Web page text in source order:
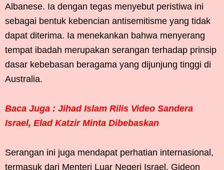
Albanese. Ia dengan tegas menyebut peristiwa ini
sebagai bentuk kebencian antisemitisme yang tidak
dapat diterima. Ia menekankan bahwa menyerang
tempat ibadah merupakan serangan terhadap prinsip
dasar kebebasan beragama yang dijunjung tinggi di
Australia.
Baca Juga : Jihad Islam Rilis Video Sandera
Israel, Elad Katzir Minta Dibebaskan
Serangan ini juga mendapat perhatian internasional,
termasuk dari Menteri Luar Negeri Israel, Gideon